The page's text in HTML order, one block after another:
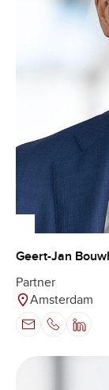
Geert-Jan
Partner
Amsterdam